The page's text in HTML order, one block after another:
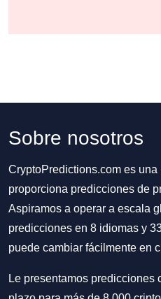
Sobre nosotros
CryptoPredictions.com es
proporciona predicciones de
Aspiramos a operar a escala
predicciones en 8 idiomas y
puede cambiar fácilmente en
Le presentamos predicciones